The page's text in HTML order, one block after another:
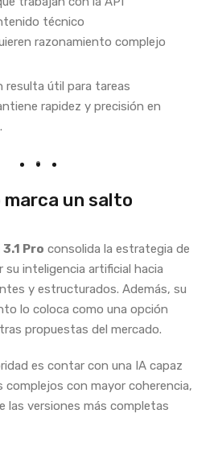
técnico
razonamiento complejo
resulta útil para tareas
rapidez y precisión en
marca un salto
Pro consolida la estrategia de
su inteligencia artificial hacia
y estructurados. Además, su
lo coloca como una opción
propuestas del mercado.
es contar con una IA capaz
complejos con mayor coherencia,
las versiones más completas